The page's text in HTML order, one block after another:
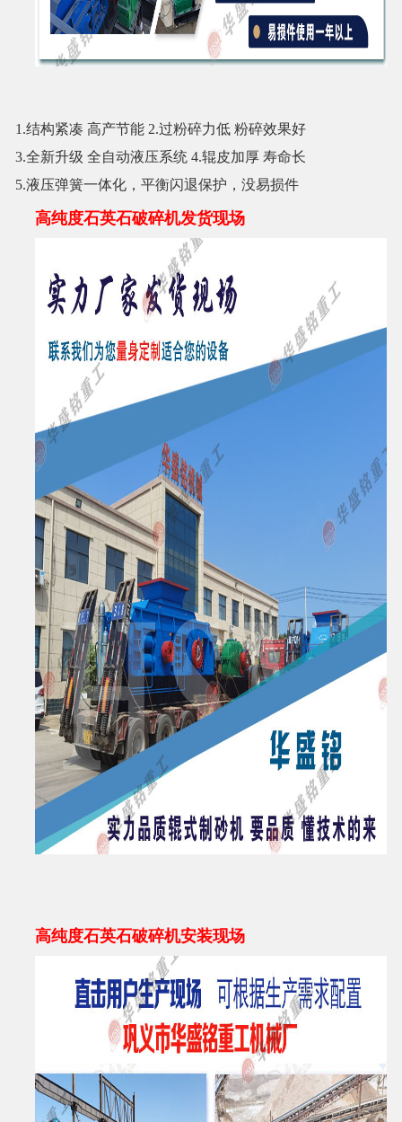
1.结构紧凑 高产节能 2.过粉碎力低 粉碎效果好
3.全新升级 全自动液压系统 4.辊皮加厚 寿命长
5.液压弹簧一体化，平衡闪退保护， 没易损件
高纯度石英石破碎机发货现场
高纯度石英石破碎机安装现场